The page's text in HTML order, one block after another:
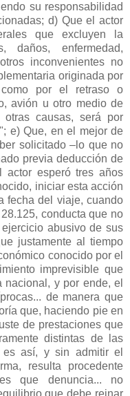
su responsabilidad
d) Que el actor
que excluyen la
daños, enfermedad,
inconvenientes no
originada por
por el retraso o
avión u otro medio de
causas, será por
e) Que, en el mejor de
solicitado –lo que no
previa deducción de
actor esperó tres años
iniciar esta acción
fecha del viaje, cuando
conducta que no
abusivo de sus
justamente al tiempo
conocido por el
imprevisible que
nacional, y por ende, el
de manera que
que, haciendo pie en
de prestaciones que
distintas de las
así, y sin admitir el
resulta procedente
que denuncia... no